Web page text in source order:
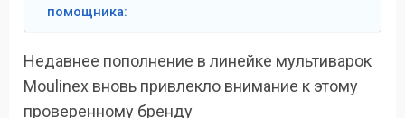
помощника:
Недавнее пополнение в линейке мультиварок
Moulinex вновь привлекло внимание к этому
проверенному бренду